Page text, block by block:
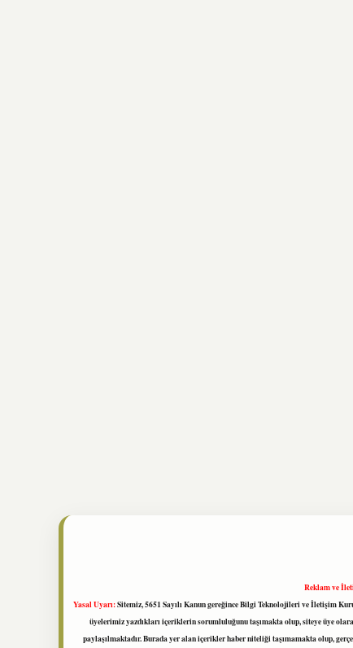
Reklam ve
Yasal Uyarı:Sitemiz, 5651 Sayılı Kanun gereğince Bilgi Teknolojileri ve İletişim
üyelerimiz yazdıkları içeriklerin sorumluluğunu taşımakta olup, siteye üye
paylaşılmaktadır. Burada yer alan içerikler haber niteliği taşımamakta olup,